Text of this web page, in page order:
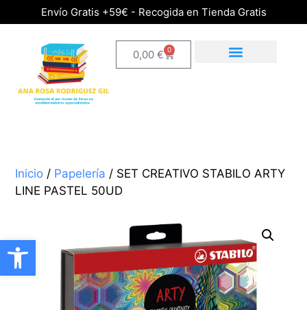
Abrir barra de herramientas
Envío Gratis +59€ - Recogida en Tienda Gratis
0,00 € 0
Inicio / Papelería / SET CREATIVO STABILO ARTY
LINE PASTEL 50UD